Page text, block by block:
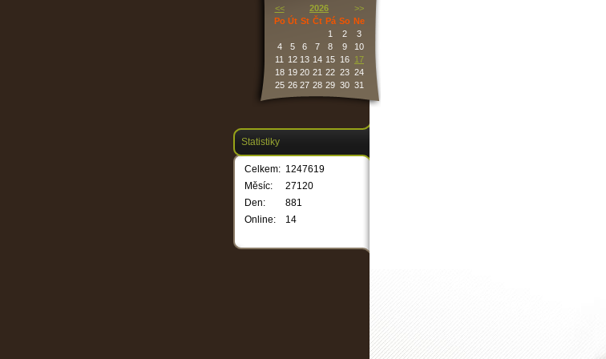
<< 2026
>>
Po Út St Čt Pá So Ne
1
2
3
4
5 6 7 8 9
10
11
12 13 14 15 16
17
18 19 20 21 22 23 24
25 26 27 28 29 30 31
Statistiky
Online: 14
Celkem: 1247619
Měsíc:
27120
Den:
881